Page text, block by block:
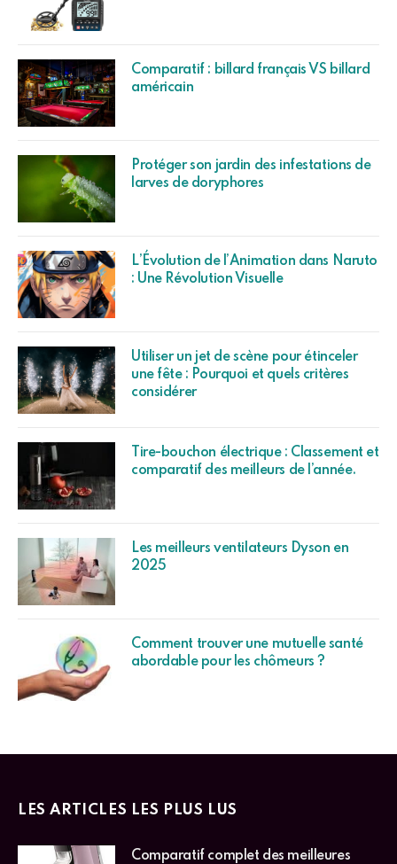
Comparatif : billard français VS billard
américain
Protéger son jardin des infestations de
larves de doryphores
L’Évolution de l’Animation dans Naruto
: Une Révolution Visuelle
Utiliser un jet de scène pour étinceler
une fête : Pourquoi et quels critères
considérer
Tire-bouchon électrique : Classement et
comparatif des meilleurs de l’année.
Les meilleurs ventilateurs Dyson en
2025
Comment trouver une mutuelle santé
abordable pour les chômeurs ?
LES ARTICLES LES PLUS LUS
Comparatif complet des meilleures